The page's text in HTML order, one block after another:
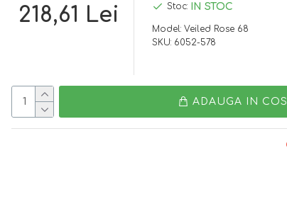
218,61 Lei Stoc: IN STOC
Model: Veiled Rose 68
SKU: 6052-578
ADAUGA IN COS